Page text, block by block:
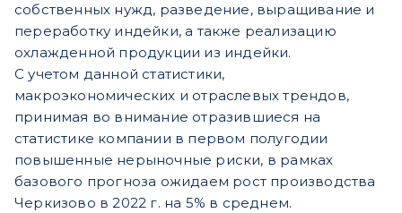
собственных нужд, разведение, выращивание и
переработку индейки, а также реализацию
охлажденной продукции из индейки.
С учетом данной статистики,
макроэкономических и отраслевых трендов,
принимая во внимание отразившиеся на
статистике компании в первом полугодии
повышенные нерыночные риски, в рамках
базового прогноза ожидаем рост производства
Черкизово в 2022 г. на 5% в среднем.